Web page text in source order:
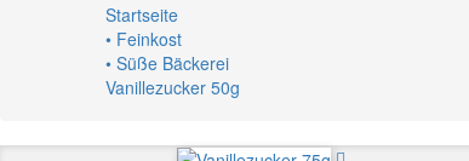
Startseite
• Feinkost
• Süße Bäckerei
Vanillezucker 50g